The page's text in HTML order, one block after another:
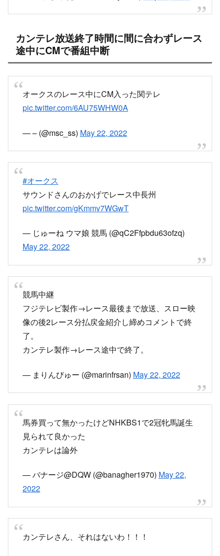
他の馬に影響でるやろ？
— のぶちん (@nobuchindayo777)May 22, 2022
カンテレ放送終了時間に間に合わずレース
途中にCMで番組中断
オークスのレース中にCM入った関テレ
pic.twitter.com/6AU75WHW0A
— – (@msc_ss)May 22, 2022
#オークス
サウンドさんのおかげでレース中長州
pic.twitter.com/gKmmv7WGwT
— じゅーね ウマ娘 競馬 (@qC2Ffpbdu63ofzq)
May 22, 2022
競馬中継
了。
カンテレ製作→レース途中で終了。
— まりんびゅー (@marinfrsan)
馬券買って無かったけどNHKBS1で2冠牝馬誕生
見られて良かった
カンテレは論外